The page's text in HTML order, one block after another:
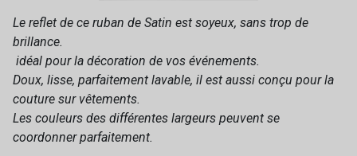
Le reflet de ce ruban de Satin est soyeux, sans trop de
brillance.
idéal pour la décoration de vos événements.
Doux, lisse, parfaitement lavable, il est aussi conçu pour la
couture sur vêtements.
Les couleurs des différentes largeurs peuvent se
coordonner parfaitement.